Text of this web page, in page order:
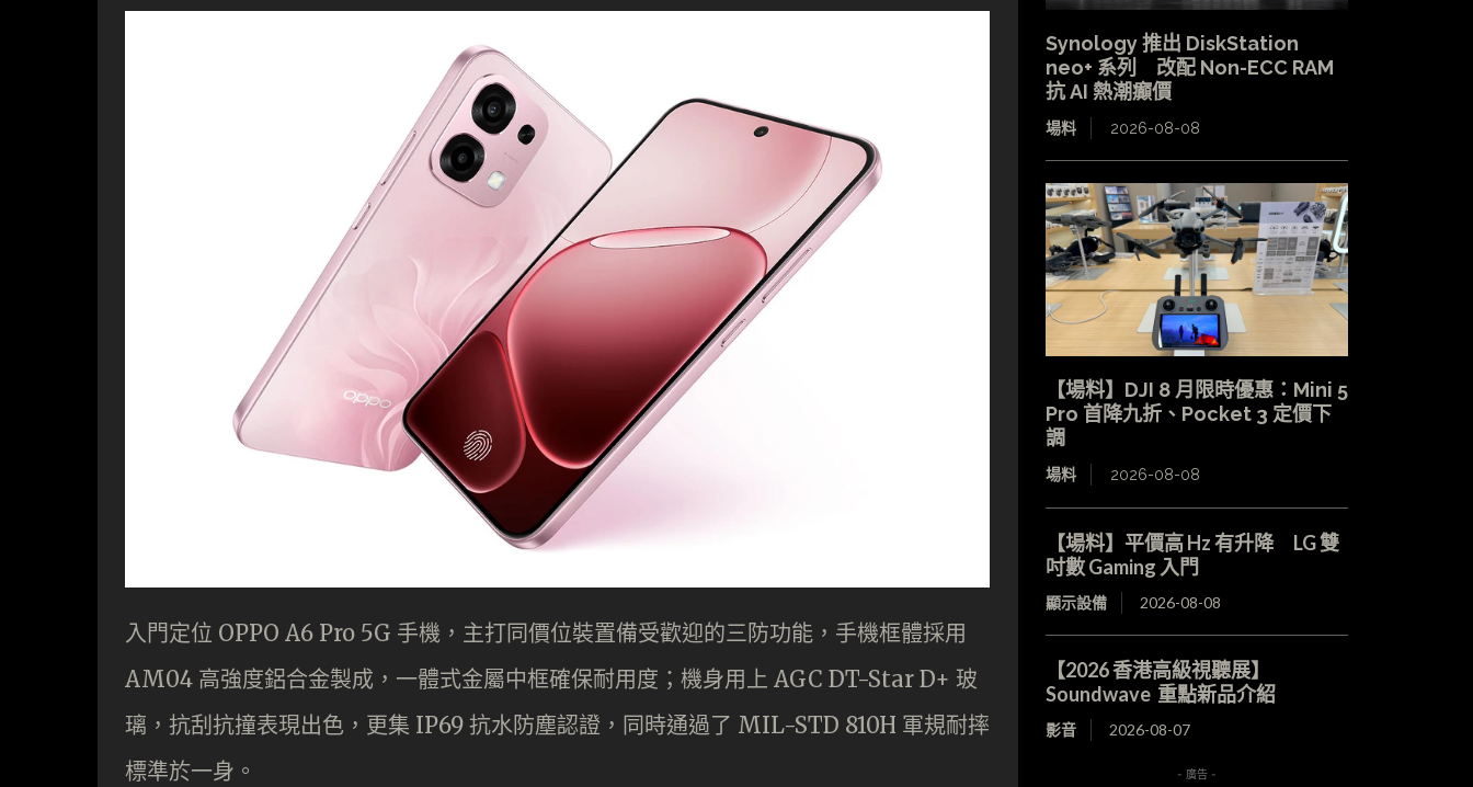
入門定位 OPPO A6 Pro 5G 手機，主打同價位裝置備受歡迎的三防功能，手機框體採用
AM04 高強度鋁合金製成，一體式金屬中框確保耐用度；機身用上 AGC DT-Star D+ 玻
璃，抗刮抗撞表現出色，更集 IP69 抗水防塵認證，同時通過了 MIL-STD 810H 軍規耐摔
標準於一身。
Synology 推出 DiskStation
neo+ 系列 改配 Non-ECC RAM
抗 AI 熱潮癲價
場料 2026-08-08
【場料】DJI 8 月限時優惠：Mini 5
Pro 首降九折、Pocket 3 定價下
調
場料 2026-08-08
【場料】平價高 Hz 有升降 LG 雙
吋數 Gaming 入門
顯示設備 2026-08-08
【2026 香港高級視聽展】
Soundwave 重點新品介紹
影音 2026-08-07
- 廣告 -